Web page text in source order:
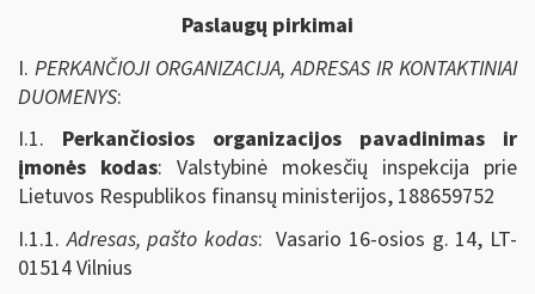
Paslaugų pirkimai
I. PERKANČIOJI ORGANIZACIJA, ADRESAS IR KONTAKTINIAI
DUOMENYS:
I.1. Perkančiosios organizacijos pavadinimas ir
įmonės kodas: Valstybinė mokesčių inspekcija prie
Lietuvos Respublikos finansų ministerijos, 188659752
I.1.1.Adresas, pašto kodas: Vasario 16-osios g. 14, LT-
01514 Vilnius